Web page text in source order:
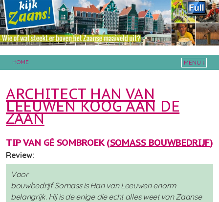
HOME
MENU ↓
ARCHITECT HAN VAN
LEEUWEN KOOG AAN DE
ZAAN
TIP VAN GÉ SOMBROEK (SOMASS BOUWBEDRIJF)
Review:
Voor
bouwbedrijf Somass is Han van Leeuwen enorm
belangrijk. Hij is de enige die echt alles weet van Zaanse